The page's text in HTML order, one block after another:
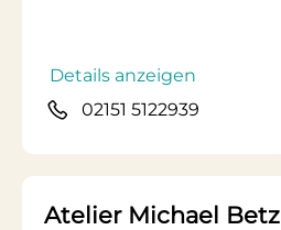
Details anzeigen
02151 5122939
Atelier Michael Betz